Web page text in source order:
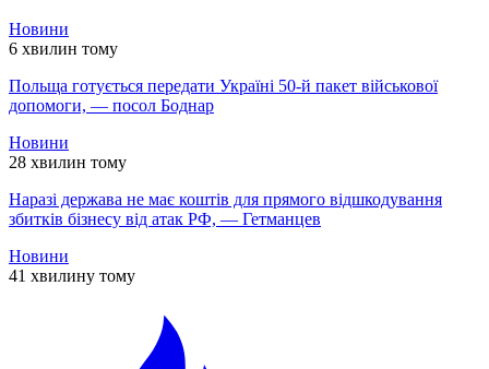
Новини
6 хвилин тому
Польща готується передати Україні 50-й пакет військової
допомоги, — посол Боднар
Новини
28 хвилин тому
Наразі держава не має коштів для прямого відшкодування
збитків бізнесу від атак РФ, — Гетманцев
Новини
41 хвилину тому